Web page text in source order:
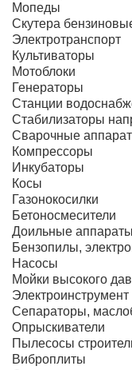
Мопеды
Скутера
Электротранспорт
Культиваторы
Мотоблоки
Генераторы
Станции
Стабилизаторы
Сварочные
Компрессоры
Инкубаторы
Косы
Газонокосилки
Бетоносмесители
Доильные аппараты
Бензопилы,
Насосы
Мойки высокого
Электроинструмент
Сепараторы,
Опрыскиватели
Пылесосы
Виброплиты